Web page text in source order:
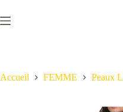
au
contenu
Accueil FEMME Peaux